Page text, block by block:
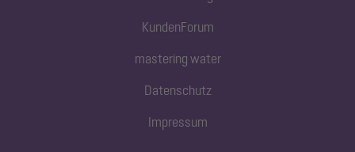
KundenForum
mastering water
Datenschutz
Impressum